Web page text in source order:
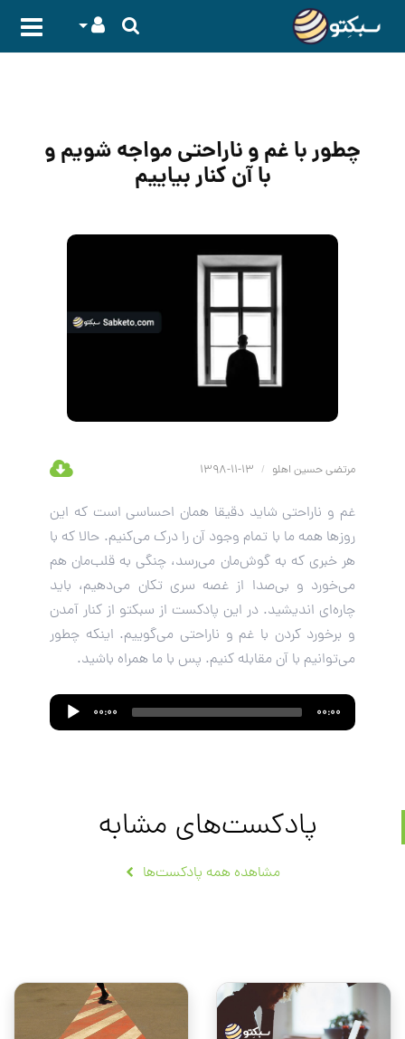
چطور با غم و ناراحتی مواجه شویم و
با آن کنار بیاییم
مرتضی حسین اهلو /
غم و ناراحتی شاید دقیقا همان احساسی است که این
روزها همه ما با تمام وجود آن را درک می‌کنیم. حالا که با
هر خبری که به گوش‌مان می‌رسد، چنگی به قلب‌مان هم
می‌خورد و بی‌صدا از غصه سری تکان می‌دهیم، باید
چاره‌ای اندیشید. در این پادکست از سبکتو از کنار آمدن
و برخورد کردن با غم و ناراحتی می‌گوییم. اینکه چطور
می‌توانیم با آن مقابله کنیم. پس با ما همراه باشید.
Audio
Player
00:00 00:00
پادکست‌های مشابه
مشاهده همه پادکست‌ها